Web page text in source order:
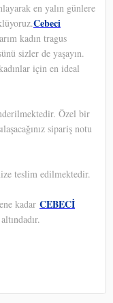
en yalın günlere
Cebeci
kadın tragus
sizler de yaşayın.
için en ideal
Özel bir
sipariş notu
teslim edilmektedir.
kadar CEBECİ